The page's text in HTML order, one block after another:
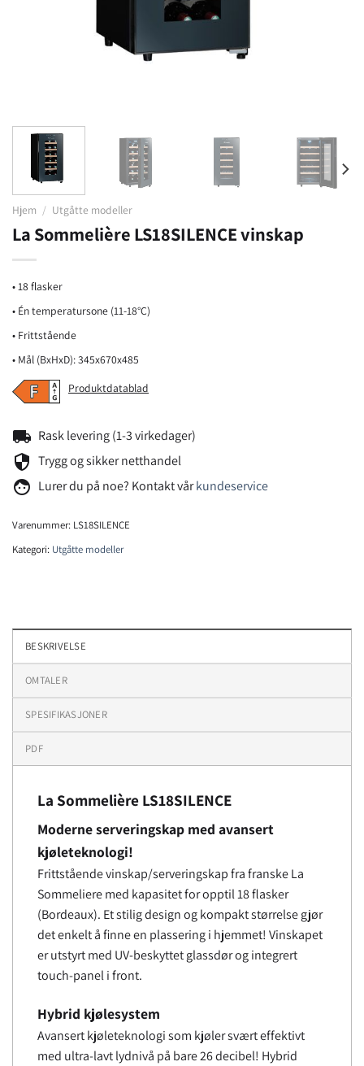
Hjem / Utgåtte modeller
La Sommelière LS18SILENCE vinskap
• 18 flasker
• Én temperatursone (11-18°C)
• Frittstående
• Mål (BxHxD): 345x670x485
Produktdatablad
local_shipping Rask levering (1-3 virkedager)
security Trygg og sikker netthandel
face Lurer du på noe? Kontakt vårkundeservice
Varenummer: LS18SILENCE
Kategori: Utgåtte modeller
BESKRIVELSE
OMTALER
SPESIFIKASJONER
PDF
La Sommelière LS18SILENCE
Moderne serveringskap med avansert
kjøleteknologi!
Frittstående vinskap/serveringskap fra franske La
Sommeliere med kapasitet for opptil 18 flasker
(Bordeaux). Et stilig design og kompakt størrelse gjør
det enkelt å finne en plassering i hjemmet! Vinskapet
er utstyrt med UV-beskyttet glassdør og integrert
touch-panel i front.
Hybrid kjølesystem
Avansert kjøleteknologi som kjøler svært effektivt
med ultra-lavt lydnivå på bare 26 decibel! Hybrid